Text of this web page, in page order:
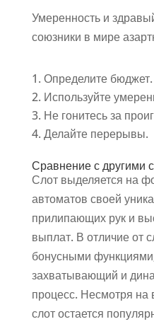
Умеренность и
союзники в мире
Определите бюджет.
Используйте
Не гонитесь за
Делайте перерывы.
Сравнение с другими
Слот выделяется на
автоматов своей
прилипающих рук и
выплат. В отличие от
бонусными
захватывающий и
процесс. Несмотря на
слот остается